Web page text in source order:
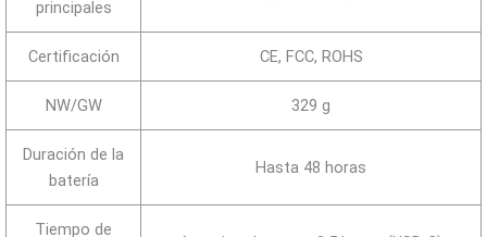
principales
Certificación CE, FCC, ROHS
NW/GW 329 g
Duración de la
batería
Hasta 48 horas
Tiempo de